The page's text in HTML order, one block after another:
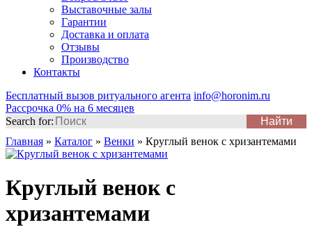
Выставочные залы
Гарантии
Доставка и оплата
Отзывы
Производство
Контакты
Бесплатный вызов ритуального агента info@horonim.ru
Рассрочка 0% на 6 месяцев
Search for:
Главная » Каталог » Венки » Круглый венок с хризантемами
Круглый венок с
хризантемами